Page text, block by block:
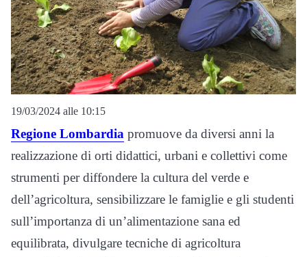
19/03/2024 alle 10:15
Regione Lombardia promuove da diversi anni la
realizzazione di orti didattici, urbani e collettivi come
strumenti per diffondere la cultura del verde e
dell’agricoltura, sensibilizzare le famiglie e gli studenti
sull’importanza di un’alimentazione sana ed
equilibrata, divulgare tecniche di agricoltura